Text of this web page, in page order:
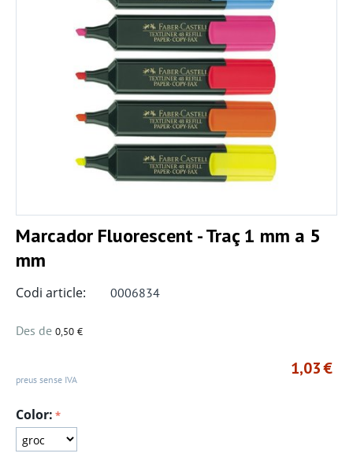
Marcador Fluorescent - Traç 1 mm a 5
mm
Codi article: 0006834
Des de 0,50 €
1,03€
preus sense IVA
Color: